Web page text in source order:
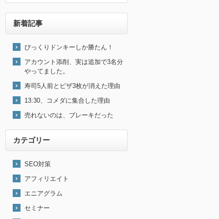
新着記事
びっくりドンキーしか勝たん！
アカウント添削、実は追加で3名分
やってました。
寿司5人前とピザ3枚が消えた理由
13:30、コメダに集合した理由
売れないのは、ブレーキだった
カテゴリー
SEO対策
アフィリエイト
エニアグラム
セミナー